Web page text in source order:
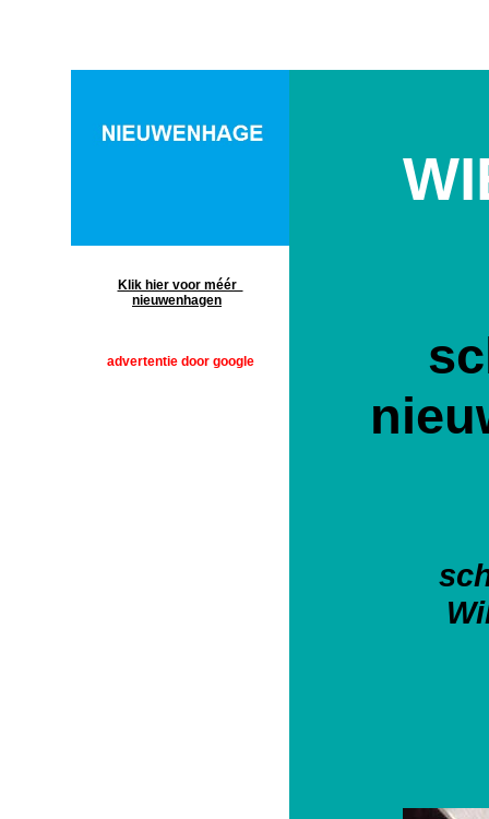
Klik hier voor méér
nieuwenhagen
advertentie door google